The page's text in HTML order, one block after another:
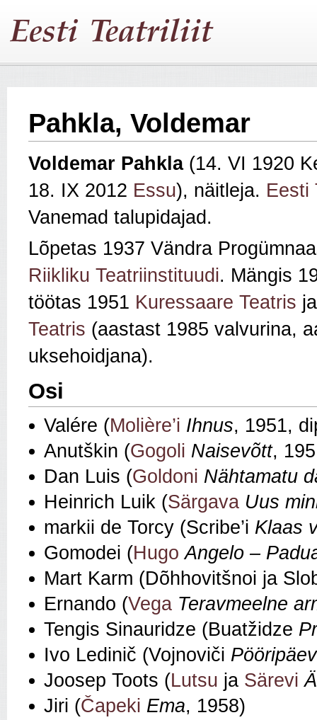
Pahkla, Voldemar
Voldemar Pahkla (14. VI 1920
18. IX 2012 Essu), näitleja. Eesti
Vanemad talupidajad.
Lõpetas 1937 Vändra
Riikliku Teatriinstituudi. Mängis
töötas 1951 Kuressaare Teatris
Teatris (aastast 1985 valvurina,
uksehoidjana).
Osi
Valére (Molière’i Ihnus, 1951,
Anutškin (Gogoli Naisevõtt,
Dan Luis (Goldoni Nähtamatu
Heinrich Luik (Särgava Uus
markii de Torcy (Scribe’i Klaas
Gomodei (Hugo Angelo –
Mart Karm (Dõhhovitšnoi ja
Ernando (Vega Teravmeelne
Tengis Sinauridze (Buatžidze
Ivo Ledinič (Vojnoviči
Joosep Toots (Lutsu ja Särevi
Jiri (Čapeki Ema, 1958)